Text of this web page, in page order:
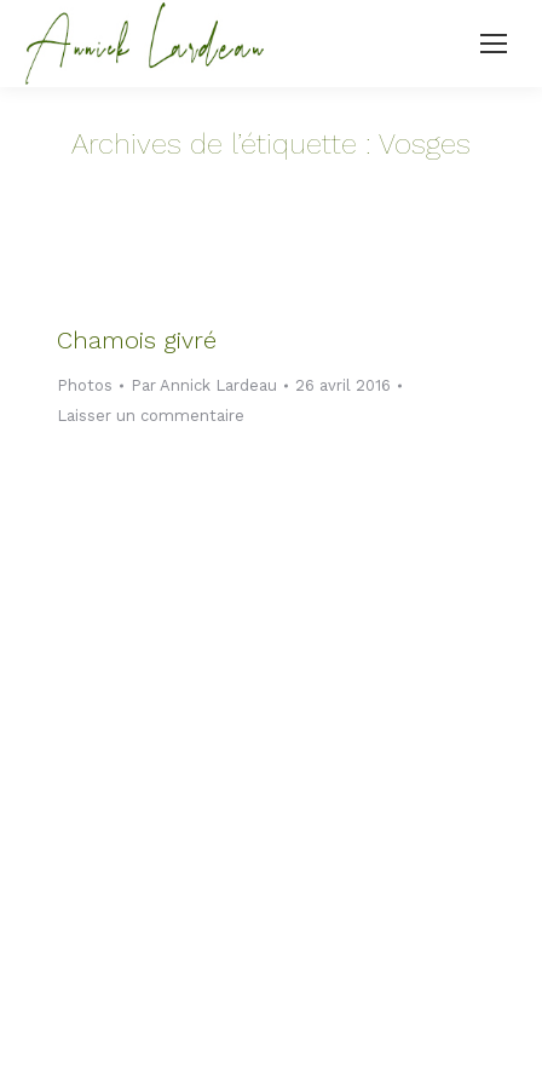
Archives de l’étiquette : Vosges
Chamois givré
Photos ParAnnick Lardeau
26 avril 2016
Laisser un commentaire